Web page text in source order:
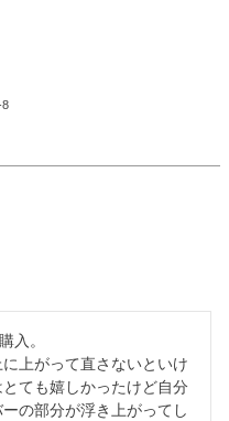
8
入。
上がって直さないといけ
ても嬉しかったけど自分
の部分が浮き上がってし